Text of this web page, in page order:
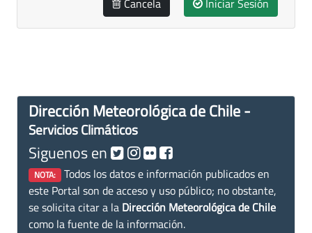
Dirección Meteorológica de Chile -
Servicios Climáticos
Siguenos en
NOTA: Todos los datos e información publicados en
este Portal son de acceso y uso público; no obstante,
se solicita citar a la Dirección Meteorológica de Chile
como la fuente de la información.